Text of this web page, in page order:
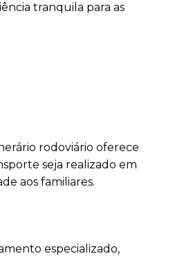
tranquila para as
rodoviário oferece
seja realizado em
aos familiares.
especializado,